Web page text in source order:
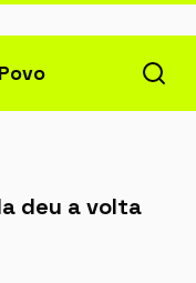
deu a volta